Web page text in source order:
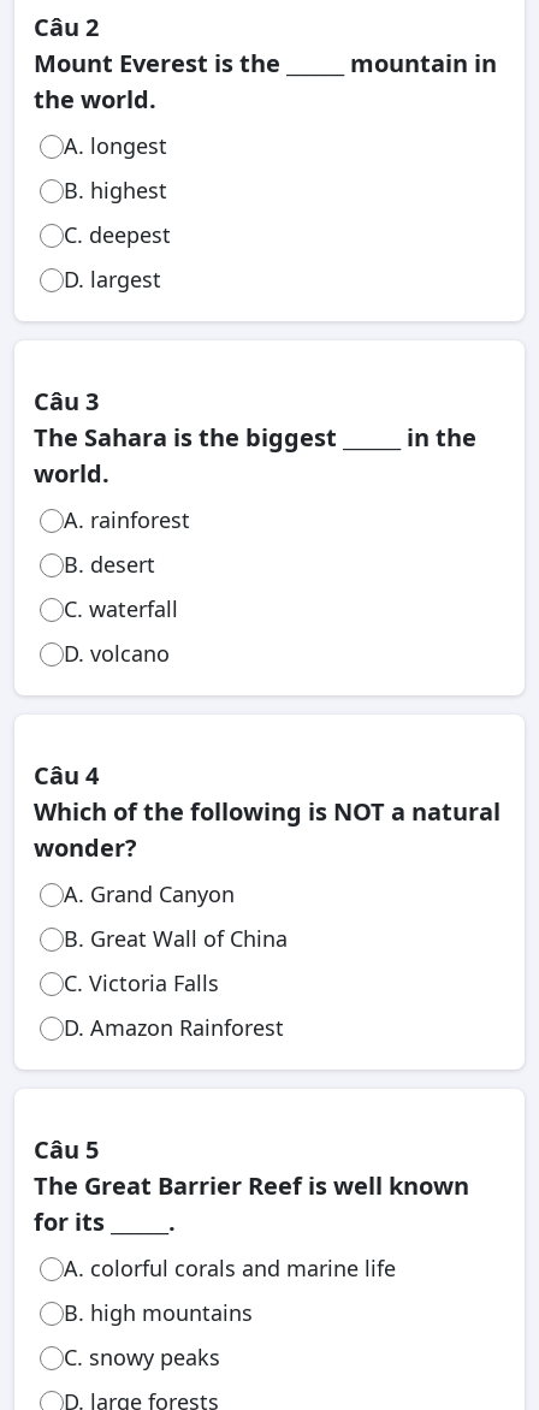
Câu 2
Mount Everest is the ______ mountain in
the world.
A. longest
B. highest
C. deepest
D. largest
Câu 3
The Sahara is the biggest ______ in the
world.
A. rainforest
B. desert
C. waterfall
D. volcano
Câu 4
Which of the following is NOT a natural
wonder?
A. Grand Canyon
B. Great Wall of China
C. Victoria Falls
D. Amazon Rainforest
Câu 5
The Great Barrier Reef is well known
for its ______.
A. colorful corals and marine life
B. high mountains
C. snowy peaks
D. large forests